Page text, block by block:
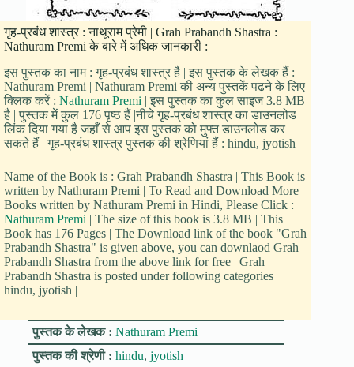
गृह-प्रबंध शास्त्र : नाथूराम प्रेमी | Grah Prabandh Shastra :
Nathuram Premi के बारे में अधिक जानकारी :
इस पुस्तक का नाम : गृह-प्रबंध शास्त्र है | इस पुस्तक के लेखक हैं :
Nathuram Premi | Nathuram Premi की अन्य पुस्तकें पढने के लिए
क्लिक करें : Nathuram Premi | इस पुस्तक का कुल साइज 3.8 MB
है | पुस्तक में कुल 176 पृष्ठ हैं |नीचे गृह-प्रबंध शास्त्र का डाउनलोड
लिंक दिया गया है जहाँ से आप इस पुस्तक को मुफ्त डाउनलोड कर
सकते हैं | गृह-प्रबंध शास्त्र पुस्तक की श्रेणियां हैं : hindu, jyotish
Name of the Book is : Grah Prabandh Shastra | This Book is
written by Nathuram Premi | To Read and Download More
Books written by Nathuram Premi in Hindi, Please Click :
Nathuram Premi | The size of this book is 3.8 MB | This
Book has 176 Pages | The Download link of the book "Grah
Prabandh Shastra" is given above, you can downlaod Grah
Prabandh Shastra from the above link for free | Grah
Prabandh Shastra is posted under following categories
hindu, jyotish |
पुस्तक के लेखक : Nathuram Premi
पुस्तक की श्रेणी : hindu, jyotish